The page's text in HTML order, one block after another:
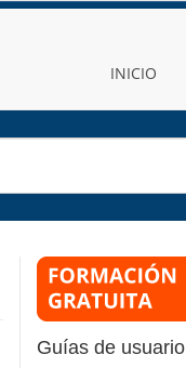
INICIO
Guías de usuario